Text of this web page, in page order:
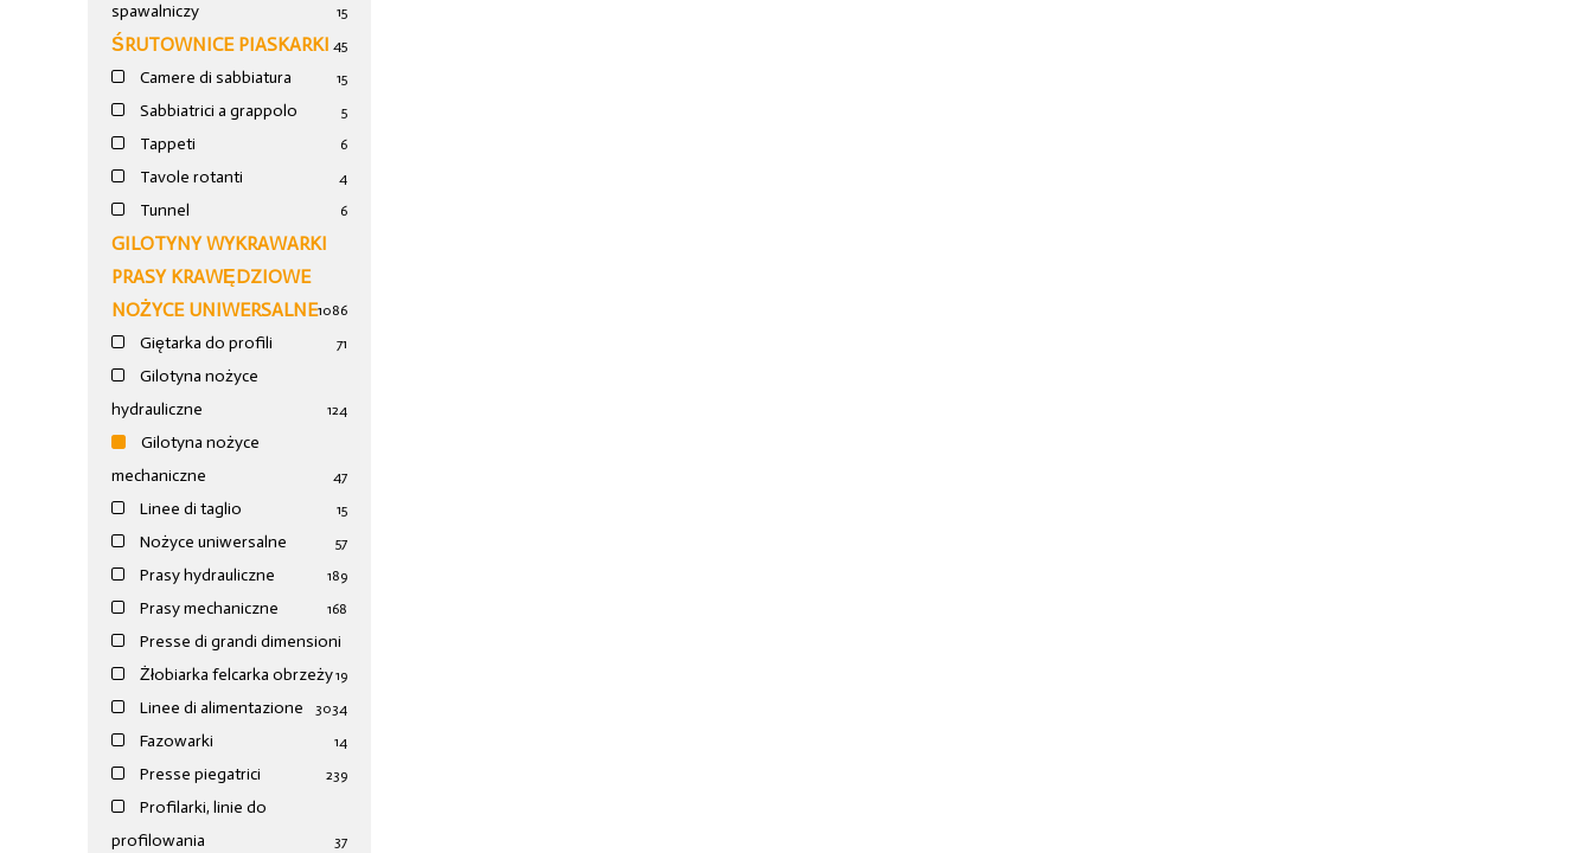
spawalniczy
15
ŚRUTOWNICE PIASKARKI 45
Camere di sabbiatura 15
Sabbiatrici a grappolo 5
Tappeti 6
Tavole rotanti 4
Tunnel 6
GILOTYNY WYKRAWARKI
PRASY KRAWĘDZIOWE
NOŻYCE UNIWERSALNE1086
Giętarka do profili 71
Gilotyna nożyce
hydrauliczne
124
Gilotyna nożyce
mechaniczne
47
Linee di taglio 15
Nożyce uniwersalne 57
Prasy hydrauliczne 189
Prasy mechaniczne 168
Presse di grandi dimensioni
19
Żłobiarka felcarka obrzeży
34
Linee di alimentazione 30
Fazowarki 14
Presse piegatrici 239
Profilarki, linie do
profilowania
37